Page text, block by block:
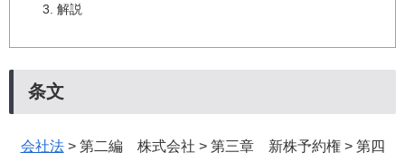
解説
条文
会社法> 第二編 株式会社 > 第三章 新株予約権 > 第四